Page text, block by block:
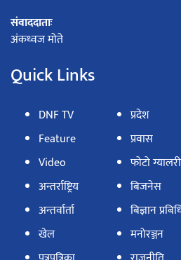
संवाददाताः
अंकध्वज मोते
Quick Links
DNF TV
Feature
Video
अन्तर्राष्ट्रिय
अन्तर्वार्ता
खेल
प्रदेश
प्रवास
फोटो ग्यालरी
बिजनेस
बिज्ञान
मनोरञ्जन